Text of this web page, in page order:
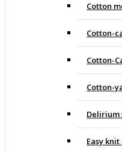
Cotton
Cotton-
Cotton-
Cotton-
Delirium
Easy